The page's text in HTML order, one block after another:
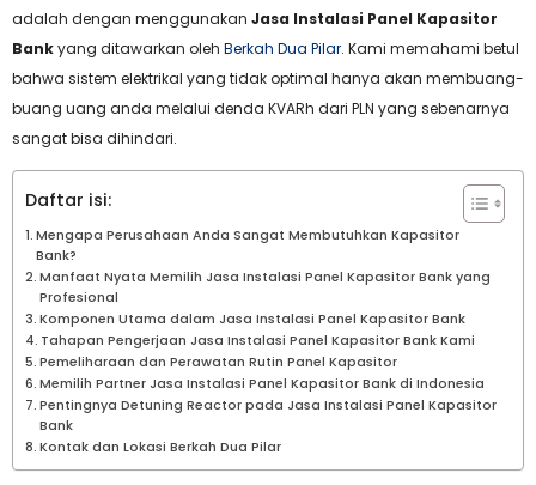
adalah dengan menggunakan Jasa Instalasi Panel Kapasitor
Bankyang ditawarkan oleh Berkah Dua Pilar. Kami memahami betul
bahwa sistem elektrikal yang tidak optimal hanya akan membuang-
buang uang anda melalui denda KVARh dari PLN yang sebenarnya
sangat bisa dihindari.
Daftar isi:
Mengapa Perusahaan Anda Sangat Membutuhkan Kapasitor
Bank?
Manfaat Nyata Memilih Jasa Instalasi Panel Kapasitor Bank yang
Profesional
Komponen Utama dalam Jasa Instalasi Panel Kapasitor Bank
Tahapan Pengerjaan Jasa Instalasi Panel Kapasitor Bank Kami
Pemeliharaan dan Perawatan Rutin Panel Kapasitor
Memilih Partner Jasa Instalasi Panel Kapasitor Bank di Indonesia
Pentingnya Detuning Reactor pada Jasa Instalasi Panel Kapasitor
Bank
Kontak dan Lokasi Berkah Dua Pilar